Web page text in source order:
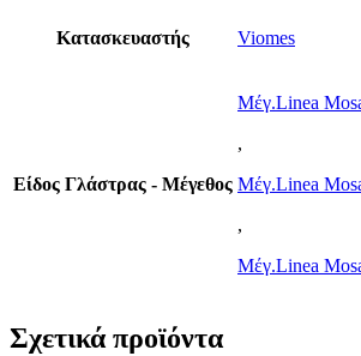
Κατασκευαστής Viomes
Είδος Γλάστρας - Μέγεθος
Μέγ.Linea
,
Μέγ.Linea
,
Μέγ.Linea
Σχετικά προϊόντα